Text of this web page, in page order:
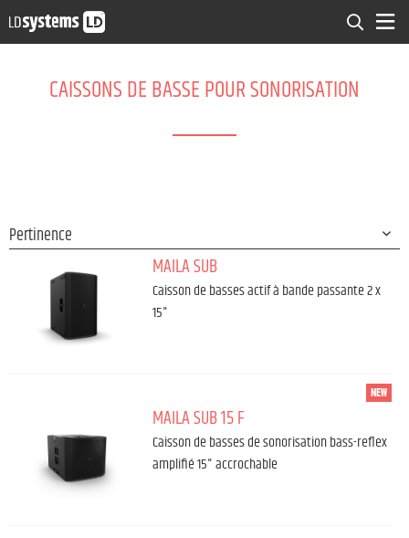
CAISSONS DE BASSE POUR SONORISATION
MAILA SUB
Caisson de basses actif à bande passante 2 x
15"
NEW
MAILA SUB 15 F
Caisson de basses de sonorisation bass-reflex
amplifié 15" accrochable